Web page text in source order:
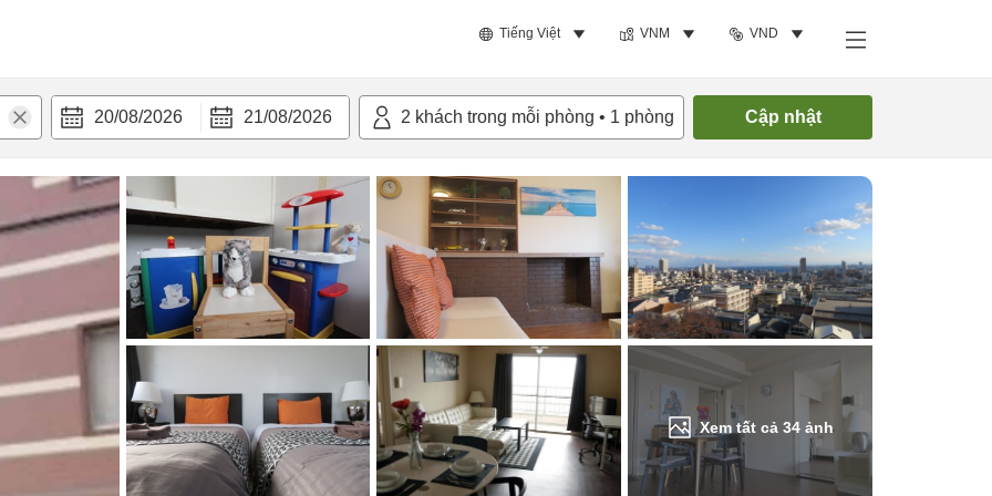
Tiếng Việt VNM VND
20/08/2026 21/08/2026 2 khách trong mỗi phòng • 1 phòng Cập nhật
Xem tất cả34 ảnh
nghi Tìm phòng trống